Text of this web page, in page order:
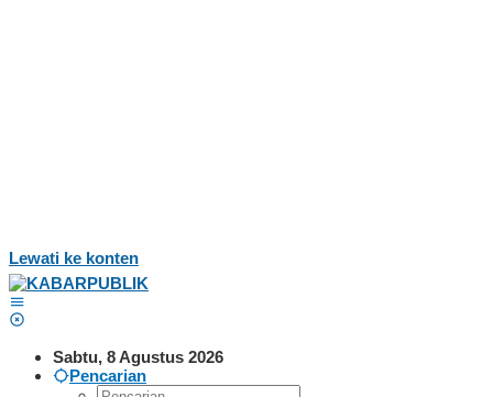
Lewati ke konten
Sabtu, 8 Agustus 2026
Pencarian